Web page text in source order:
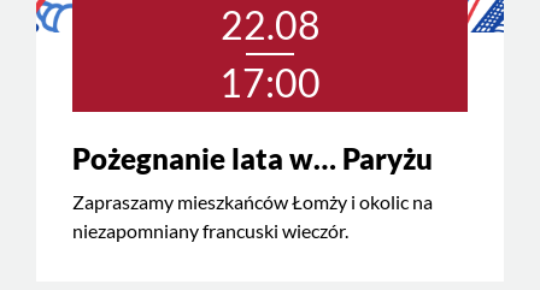
22.08
17:00
Pożegnanie lata w… Paryżu
Zapraszamy mieszkańców Łomży i okolic na
niezapomniany francuski wieczór.